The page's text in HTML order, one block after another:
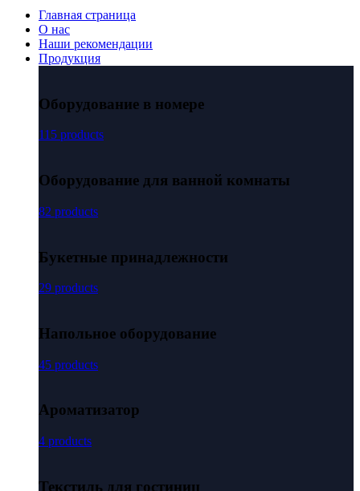
Главная страница
О нас
Наши рекомендации
Продукция
Оборудование в номере
115 products
Оборудование для ванной комнаты
82 products
Букетные принадлежности
29 products
Напольное оборудование
45 products
Ароматизатор
4 products
Текстиль для гостиниц